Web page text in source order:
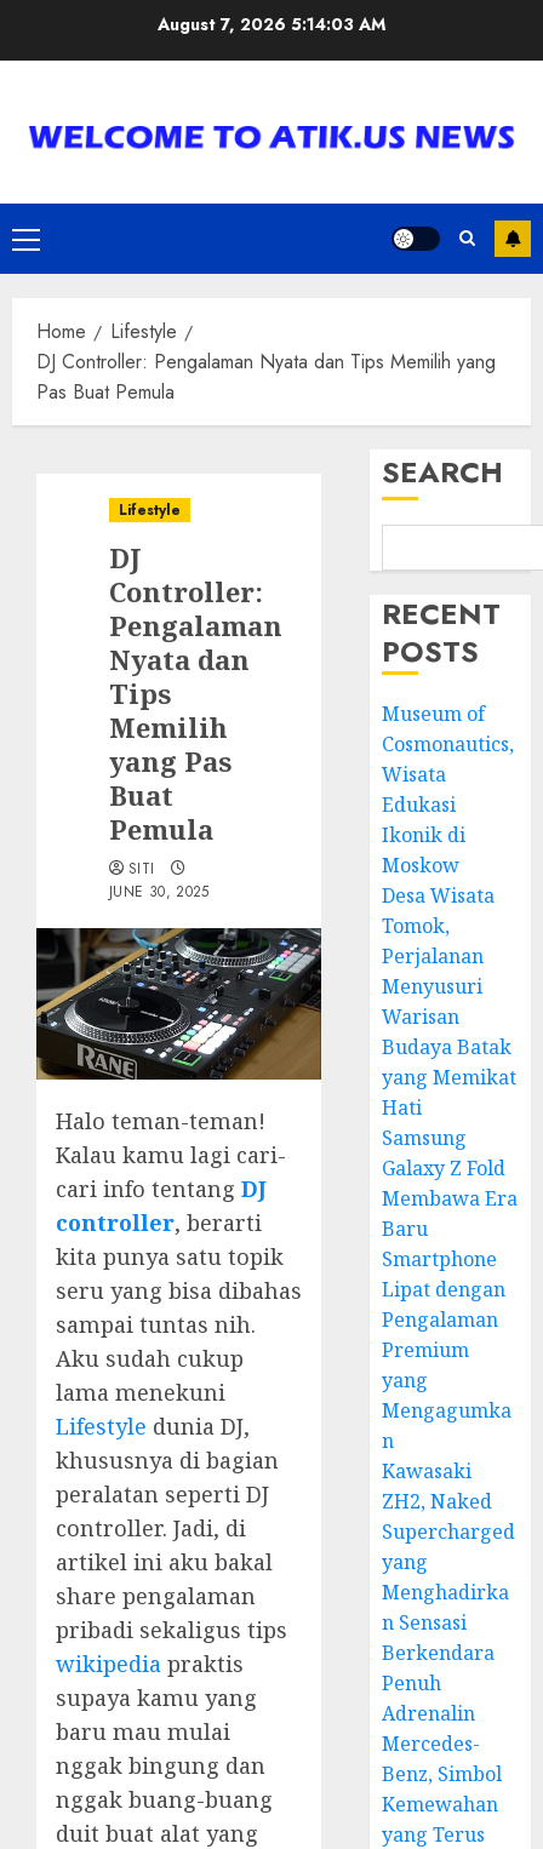
August 7, 2026 5:14:04 AM
Primary
Menu
Home
Lifestyle
DJ Controller: Pengalaman Nyata dan Tips Memilih yang
Pas Buat Pemula
Lifestyle
DJ
Controller:
Pengalaman
Nyata dan
Tips
Memilih
yang Pas
Buat
Pemula
SITI
JUNE 30, 2025
Halo teman-teman!
Kalau kamu lagi cari-
cari info tentang DJ
controller, berarti
kita punya satu topik
seru yang bisa dibahas
sampai tuntas nih.
Aku sudah cukup
lama menekuni
Lifestyle dunia DJ,
khususnya di bagian
peralatan seperti DJ
controller. Jadi, di
artikel ini aku bakal
share pengalaman
pribadi sekaligus tips
wikipedia praktis
supaya kamu yang
baru mau mulai
nggak bingung dan
nggak buang-buang
duit buat alat yang
SEARCH
RECENT
POSTS
Museum of
Cosmonautics,
Wisata
Edukasi
Ikonik di
Moskow
Desa Wisata
Tomok,
Perjalanan
Menyusuri
Warisan
Budaya Batak
yang Memikat
Hati
Samsung
Galaxy Z Fold
Membawa Era
Baru
Smartphone
Lipat dengan
Pengalaman
Premium
yang
Mengagumka
n
Kawasaki
ZH2, Naked
Supercharged
yang
Menghadirka
n Sensasi
Berkendara
Penuh
Adrenalin
Mercedes-
Benz, Simbol
Kemewahan
yang Terus